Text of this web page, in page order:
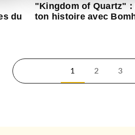
du
"Kingdom of Quartz" :
ton histoire avec
1 2 3